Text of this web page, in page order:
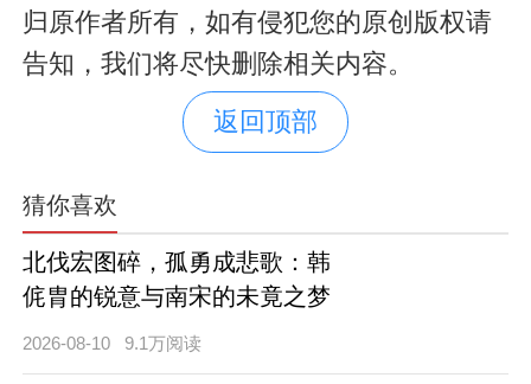
归原作者所有，如有侵犯您的原创版权请
告知，我们将尽快删除相关内容。
返回顶部
猜你喜欢
北伐宏图碎，孤勇成悲歌：韩
侂胄的锐意与南宋的未竟之梦
2026-08-10 9.1万阅读